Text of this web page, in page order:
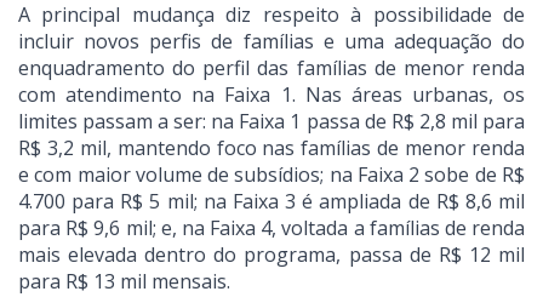
A principal mudança diz respeito à possibilidade de
incluir novos perfis de famílias e uma adequação do
enquadramento do perfil das famílias de menor renda
com atendimento na Faixa 1. Nas áreas urbanas, os
limites passam a ser: na Faixa 1 passa de R$ 2,8 mil para
R$ 3,2 mil, mantendo foco nas famílias de menor renda
e com maior volume de subsídios; na Faixa 2 sobe de R$
4.700 para R$ 5 mil; na Faixa 3 é ampliada de R$ 8,6 mil
para R$ 9,6 mil; e, na Faixa 4, voltada a famílias de renda
mais elevada dentro do programa, passa de R$ 12 mil
para R$ 13 mil mensais.